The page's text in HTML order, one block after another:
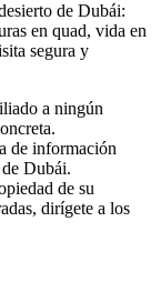
de Dubái:
en quad, vida en
segura y
a ningún
de información
Dubái.
de su
dirígete a los